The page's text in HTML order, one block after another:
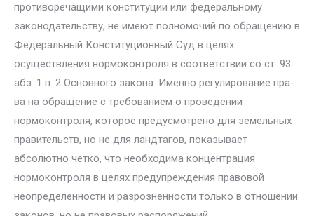
противоречащими конституции или федеральному
законодательству, не имеют полномочий по обращению в
Федеральный Конституционный Суд в целях
осуществления нормоконтроля в соответ­ствии со ст. 93
абз. 1 п. 2 Основного закона. Именно регулирование пра­
ва на обращение с требованием о проведении
нормоконтроля, которое предусмотрено для земельных
правительств, но не для ландтагов, пока­зывает
абсолютно четко, что необходима концентрация
нормоконтроля в целях предупреждения правовой
неопределенности и разрозненности только в отношении